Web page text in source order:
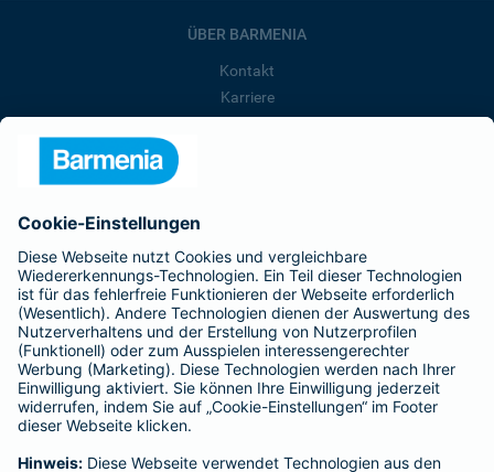
ÜBER BARMENIA
Kontakt
Karriere
Barmenia ist Teil der BarmeniaGothaer
BELIEBTE SEITEN
Kranken-Zusatzversicherung
Tierversicherungen
Haftpflichtversicherung
Hausratversicherung